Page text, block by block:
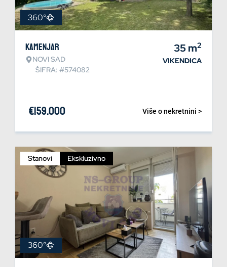
360°
Kamenjar
NOVI SAD
ŠIFRA: #574082
35m2
VIKENDICA
Više o nekretnini >
€159.000
Stanovi Ekskluzivno
360°